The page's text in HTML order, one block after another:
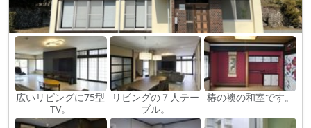
広いリビングに75型
TV。
リビングの７人テー
ブル。
椿の襖の和室です。